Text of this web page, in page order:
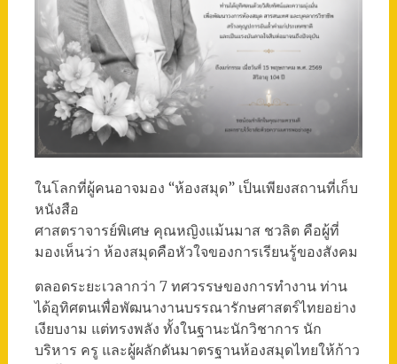
ในโลกที่ผู้คนอาจมอง “ห้องสมุด” เป็นเพียงสถานที่เก็บ
หนังสือ
ศาสตราจารย์พิเศษ คุณหญิงแม้นมาส ชวลิต คือผู้ที่
มองเห็นว่า ห้องสมุดคือหัวใจของการเรียนรู้ของสังคม
ตลอดระยะเวลากว่า 7 ทศวรรษของการทำงาน ท่าน
ได้อุทิศตนเพื่อพัฒนางานบรรณารักษศาสตร์ไทยอย่าง
เงียบงาม แต่ทรงพลัง ทั้งในฐานะนักวิชาการ นัก
บริหาร ครู และผู้ผลักดันมาตรฐานห้องสมุดไทยให้ก้าว